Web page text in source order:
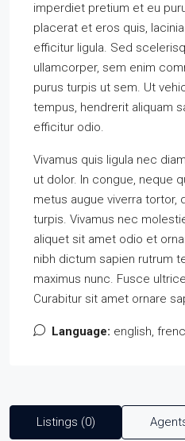
imperdiet pretium et eu
placerat et eros quis,
efficitur ligula. Sed
ullamcorper, sem enim
purus turpis ut sem. Ut
tempus, hendrerit aliquam
efficitur odio.
Vivamus quis ligula nec
ut dolor. In congue, neque
metus augue viverra tortor,
turpis. Vivamus nec
aliquet sit amet odio et
nibh dictum sapien rutrum
maximus nunc. Fusce
Curabitur sit amet ornare
Language: english,
Listings (0)